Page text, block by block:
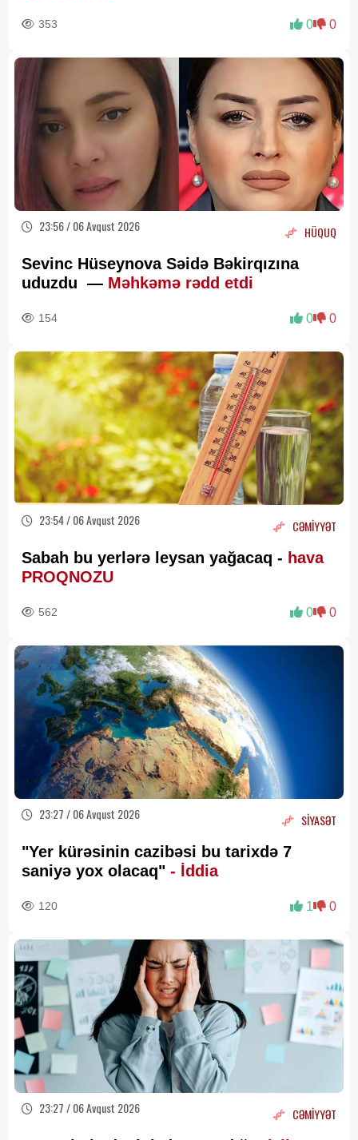
353 0 0
23:56 / 06 Avqust 2026 HÜQUQ
Sevinc Hüseynova Səidə Bəkirqızına
uduzdu — Məhkəmə rədd etdi
154 0 0
23:54 / 06 Avqust 2026 CƏMİYYƏT
Sabah bu yerlərə leysan yağacaq - hava
PROQNOZU
562 0 0
23:27 / 06 Avqust 2026 SİYASƏT
"Yer kürəsinin cazibəsi bu tarixdə 7
saniyə yox olacaq" - İddia
120 1 0
23:27 / 06 Avqust 2026 CƏMİYYƏT